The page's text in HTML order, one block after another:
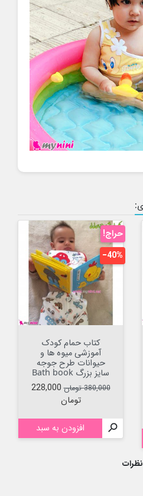
کتاب حمام کودک
آموزشی میوه ها و
حیوانات طرح جوجه
سایز بزرگ Bath book
قیمت عادی
380,000 تومان قیمت
228,000
تومان
 افزودن به سبد
حراج!
‎−40%
نظرات